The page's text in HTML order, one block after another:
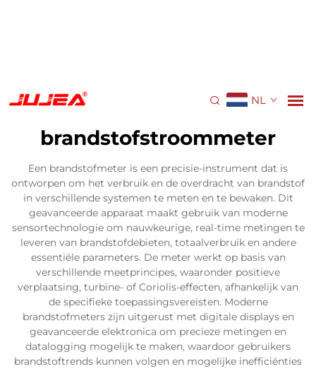
NL
brandstofstroommeter
Een brandstofmeter is een precisie-instrument dat is
ontworpen om het verbruik en de overdracht van brandstof
in verschillende systemen te meten en te bewaken. Dit
geavanceerde apparaat maakt gebruik van moderne
sensortechnologie om nauwkeurige, real-time metingen te
leveren van brandstofdebieten, totaalverbruik en andere
essentiële parameters. De meter werkt op basis van
verschillende meetprincipes, waaronder positieve
verplaatsing, turbine- of Coriolis-effecten, afhankelijk van
de specifieke toepassingsvereisten. Moderne
brandstofmeters zijn uitgerust met digitale displays en
geavanceerde elektronica om precieze metingen en
datalogging mogelijk te maken, waardoor gebruikers
brandstoftrends kunnen volgen en mogelijke inefficiënties